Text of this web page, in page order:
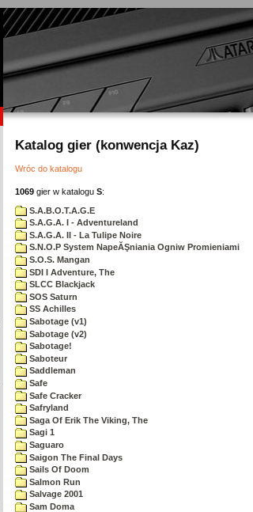
Katalog gier (konwencja Kaz)
Wróc do katalogu
1069 gier w katalogu S:
S.A.B.O.T.A.G.E
S.A.G.A. I - Adventureland
S.A.G.A. II - La Tulipe Noire
S.N.O.P System NapeĂŞniania Ogniw Promieniami
S.O.S. Mangan
SDI I Adventure, The
SLCC Blackjack
SOS Saturn
SS Achilles
Sabotage (v1)
Sabotage (v2)
Sabotage!
Saboteur
Saddleman
Safe
Safe Cracker
Safryland
Saga Of Erik The Viking, The
Sagi 1
Saguaro
Saigon The Final Days
Sails Of Doom
Salmon Run
Salvage 2001
Sam Doma